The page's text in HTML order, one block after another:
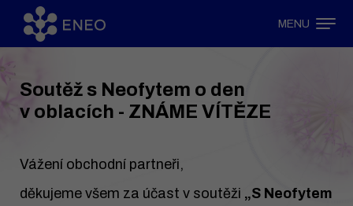
MENU
Soutěž s Neofytem o den
v oblacích - ZNÁME VÍTĚZE
Vážení obchodní partneři,
děkujeme všem za účast v soutěži „S Neofytem